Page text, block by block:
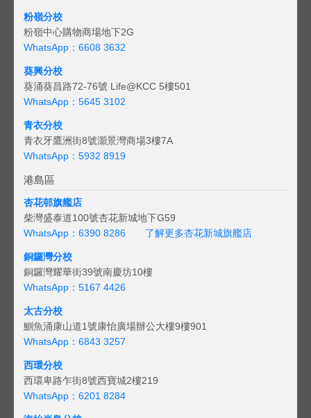
粉嶺分校
粉嶺中心購物商場地下2G
WhatsApp：6608 3632
葵興分校
葵涌葵昌路72-76號 Life@KCC 5樓501
WhatsApp：5645 3102
青衣分校
青衣牙鷹洲街8號灝景灣商場3樓7A
WhatsApp：5932 8919
港島區
杏花邨旗艦店
柴灣盛泰道100號杏花新城地下G59
WhatsApp：6390 8286
了解更多杏花新城旗艦店
銅鑼灣分校
銅鑼灣耀華街39號南慶坊10樓
WhatsApp：5167 4426
太古分校
鰂魚涌康山道1號康怡廣場辦公大樓9樓901
WhatsApp：6843 3257
西環分校
西環卑路乍街8號西寶城2樓219
WhatsApp：6201 8284